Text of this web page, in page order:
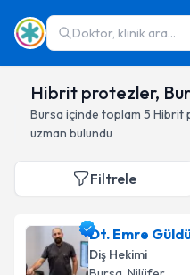
Doktor, klinik ara...
Hibrit protezler,
Bursa içinde toplam 5 Hibrit
uzman bulundu
Filtrele
Dt. Emre
Diş Hekimi